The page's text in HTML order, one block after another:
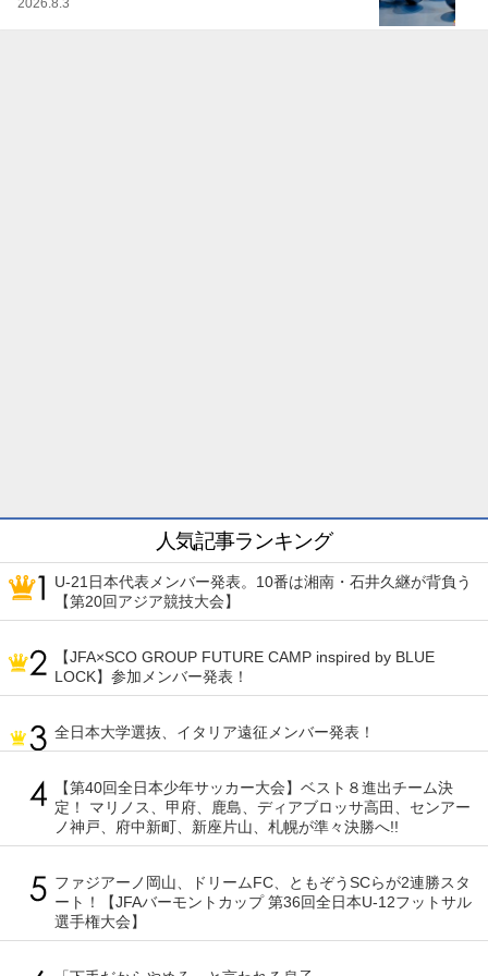
2026.8.3
人気記事ランキング
U-21日本代表メンバー発表。10番は湘南・石井久継が背負う
【第20回アジア競技大会】
【JFA×SCO GROUP FUTURE CAMP inspired by BLUE
LOCK】参加メンバー発表！
全日本大学選抜、イタリア遠征メンバー発表！
【第40回全日本少年サッカー大会】ベスト８進出チーム決
定！ マリノス、甲府、鹿島、ディアブロッサ高田、センアー
ノ神戸、府中新町、新座片山、札幌が準々決勝へ!!
ファジアーノ岡山、ドリームFC、ともぞうSCらが2連勝スタ
ート！【JFAバーモントカップ 第36回全日本U-12フットサル
選手権大会】